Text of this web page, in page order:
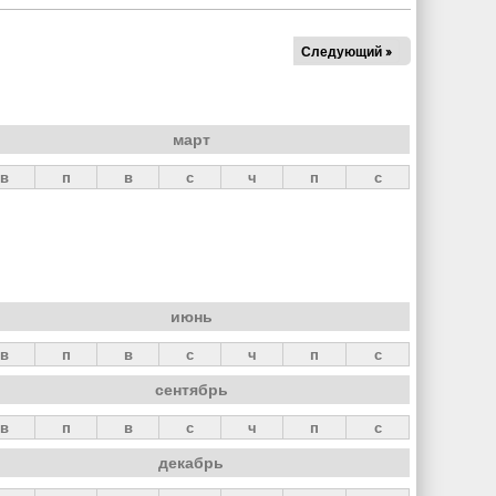
Следующий »
март
в п в с ч п с
июнь
в п в с ч п с
сентябрь
в п в с ч п с
декабрь